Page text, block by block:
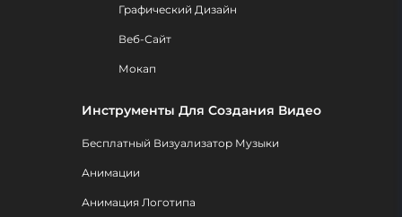
Графический Дизайн
Веб-Сайт
Мокап
Инструменты Для Создания Видео
Бесплатный Визуализатор Музыки
Анимации
Анимация Логотипа